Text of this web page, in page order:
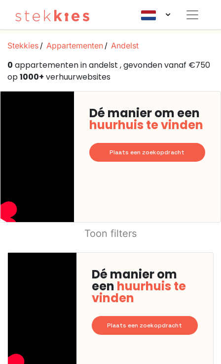
Stekkies Appartementen Andelst
0 appartementen in andelst , gevonden vanaf €750
op1000+ verhuurwebsites
Dé manier om een
huurhuis te vinden
Plaats een zoekopdracht
Toon filters
Dé manier om
een huurhuis te
vinden
Plaats een zoekopdracht